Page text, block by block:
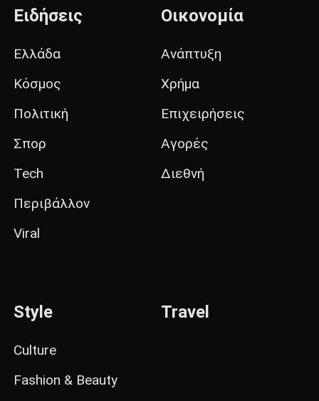
Ειδήσεις
Ελλάδα
Κόσμος
Πολιτική
Σπορ
Tech
Περιβάλλον
Viral
Οικονομία
Ανάπτυξη
Χρήμα
Επιχειρήσεις
Αγορές
Διεθνή
Style
Culture
Fashion & Beauty
Travel